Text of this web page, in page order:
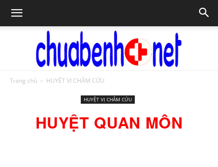
Trang chủ HUYỆT VỊ CHÂM CỨU
HUYỆT VỊ CHÂM CỨU
HUYỆT QUAN MÔN